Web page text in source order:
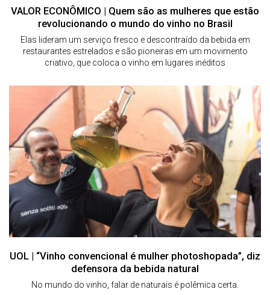
VALOR ECONÔMICO | Quem são as mulheres que estão
revolucionando o mundo do vinho no Brasil
Elas lideram um serviço fresco e descontraído da bebida em
restaurantes estrelados e são pioneiras em um movimento
criativo, que coloca o vinho em lugares inéditos
UOL | “Vinho convencional é mulher photoshopada”, diz
defensora da bebida natural
No mundo do vinho, falar de naturais é polêmica certa.